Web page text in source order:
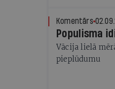
Komentārs
Populisma
Vācija lielā
pieplūdumu